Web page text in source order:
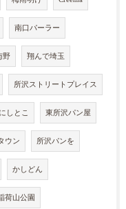
南口パーラー
野 翔んで埼玉
所沢ストリートプレイス
にしとこ 東所沢パン屋
ウン 所沢パンを
かしどん
荷山公園